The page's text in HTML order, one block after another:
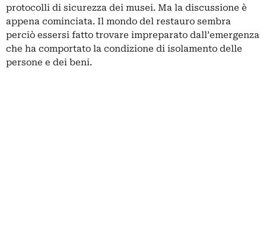
protocolli di sicurezza dei musei. Ma la discussione è
appena cominciata. Il mondo del restauro sembra
perciò essersi fatto trovare impreparato dall’emergenza
che ha comportato la condizione di isolamento delle
persone e dei beni.